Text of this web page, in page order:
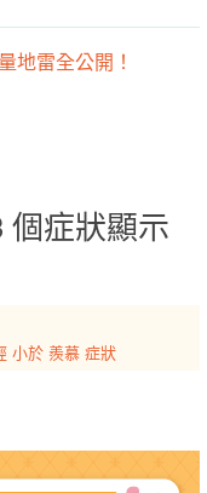
地雷全公開！
個症狀顯示
小於 羨慕 症狀